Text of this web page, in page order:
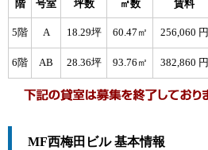
階 号室 坪数 ㎡数 賃料
5階 A 18.29坪 60.47㎡ 256,060 円
6階 AB 28.36坪 93.76㎡ 382,860 円
MF西梅田ビル 基本情報